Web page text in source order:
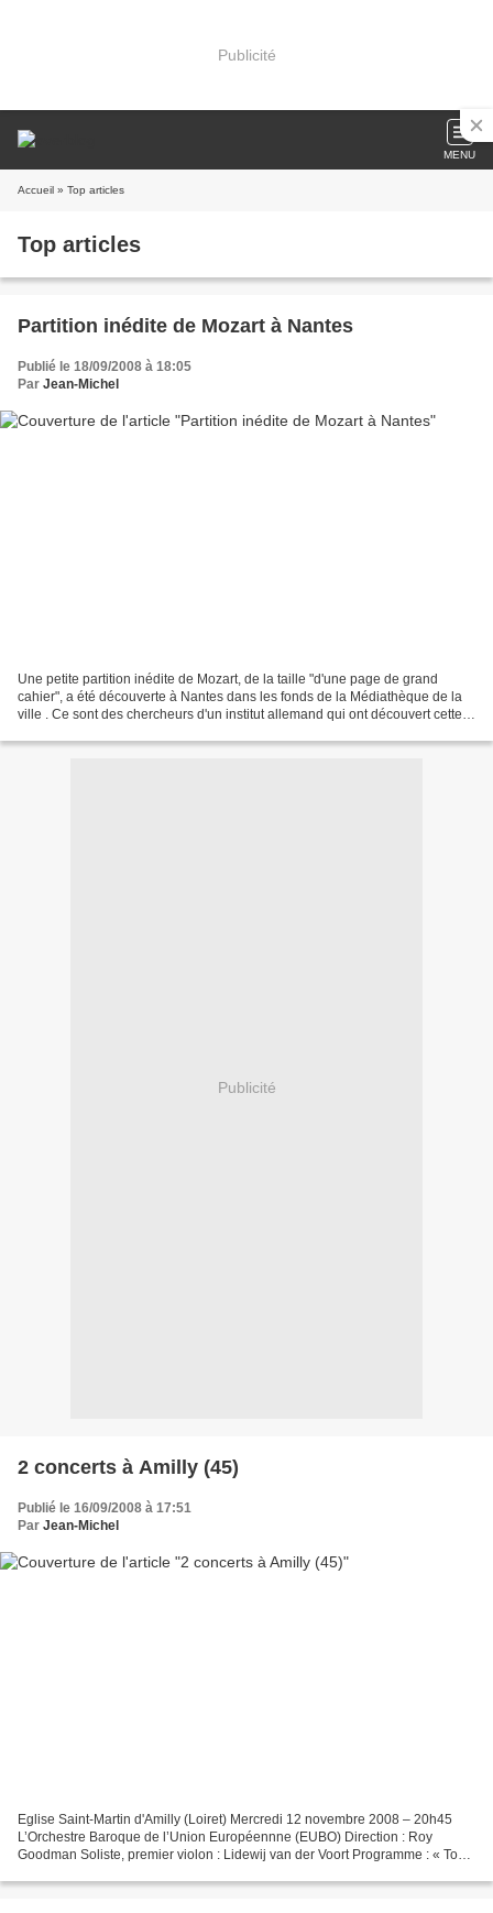
Publicité
MENU
Accueil » Top articles
Top articles
Partition inédite de Mozart à Nantes
Publié le 18/09/2008 à 18:05
Par Jean-Michel
Une petite partition inédite de Mozart, de la taille "d'une page de grand
cahier", a été découverte à Nantes dans les fonds de la Médiathèque de la
ville . Ce sont des chercheurs d'un institut allemand qui ont découvert cette
Publicité
2 concerts à Amilly (45)
Publié le 16/09/2008 à 17:51
Par Jean-Michel
Eglise Saint-Martin d'Amilly (Loiret) Mercredi 12 novembre 2008 – 20h45
L’Orchestre Baroque de l’Union Européennne (EUBO) Direction : Roy
Goodman Soliste, premier violon : Lidewij van der Voort Programme : « Tour